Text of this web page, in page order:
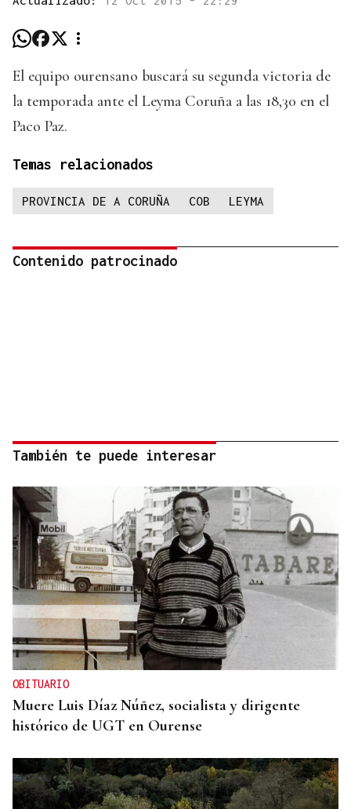
El equipo ourensano buscará su segunda victoria de
la temporada ante el Leyma Coruña a las 18,30 en el
Paco Paz.
Temas relacionados
PROVINCIA DE A CORUÑA COB LEYMA
Contenido patrocinado
También te puede interesar
OBITUARIO
Muere Luis Díaz Núñez, socialista y dirigente
histórico de UGT en Ourense